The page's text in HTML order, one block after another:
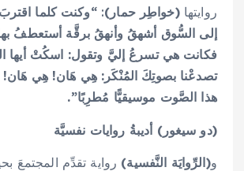
روايتها(خواطِر حمار):“وكنت كلما
إلى السُّوق أشهقُ وأنهقُ برقَّة أستعطفُ
فكانت هي تسرعُ إليَّ وتقول: اسكُتْ أيها
تصدعْنا بصوتِكَ المُنْكَر: هِي هَان! هِي
هذا الصَّوت موسيقيًّا مُطرِبًا”.
(دو سيغور) أديبةُ روايات نفسيَّة
و(الرِّوايَة النَّفسية) رواية تقدِّم المجتمعَ